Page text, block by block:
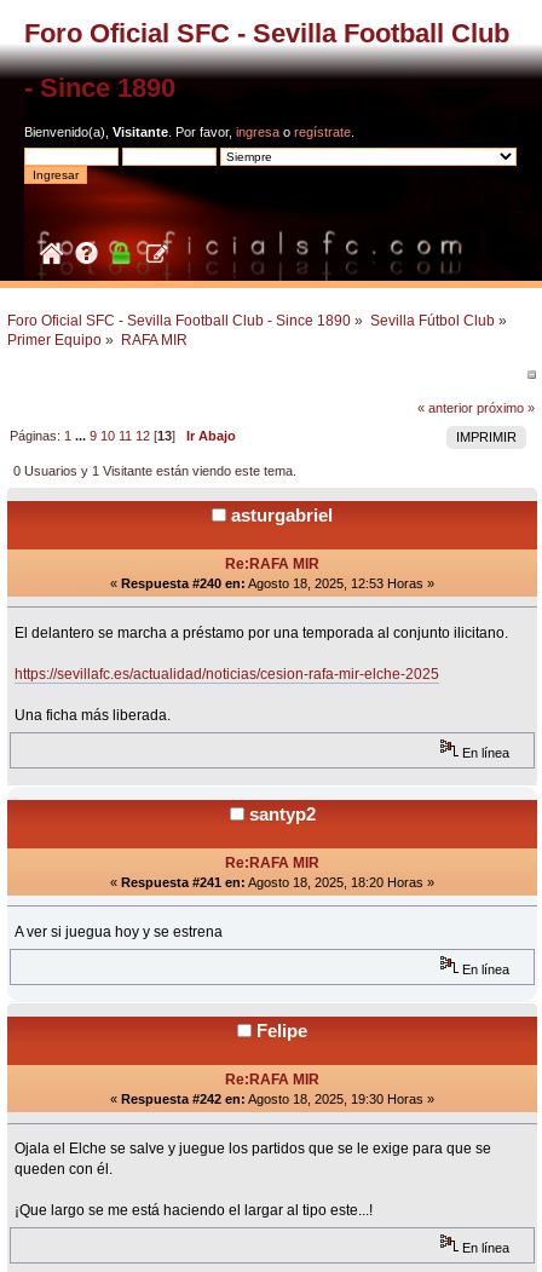
Foro Oficial SFC - Sevilla Football Club
- Since 1890
Bienvenido(a), Visitante . Por favor, ingresa o regístrate
Foro Oficial SFC - Sevilla Football Club - Since 1890 » Sevilla Fútbol Club »
Primer Equipo » RAFA MIR
« anterior próximo »
IMPRIMIR
Páginas: 1 ...9 10 11 12 [13]Ir Abajo
0 Usuarios y 1 Visitante están viendo este tema.
asturgabriel
Re:RAFA MIR
« Respuesta #240 en: Agosto 18, 2025, 12:53 Horas »
El delantero se marcha a préstamo por una temporada al conjunto ilicitano.
https://sevillafc.es/actualidad/noticias/cesion-rafa-mir-elche-2025
Una ficha más liberada.
En línea
santyp2
Re:RAFA MIR
« Respuesta #241 en: Agosto 18, 2025, 18:20 Horas »
A ver si juegua hoy y se estrena
En línea
Felipe
Re:RAFA MIR
« Respuesta #242 en: Agosto 18, 2025, 19:30 Horas »
Ojala el Elche se salve y juegue los partidos que se le exige para que se
queden con él.
¡Que largo se me está haciendo el largar al tipo este...!
En línea